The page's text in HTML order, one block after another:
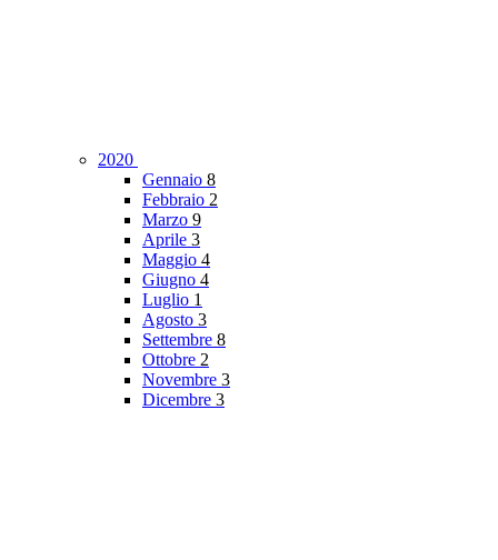
2020
Gennaio 8
Febbraio 2
Marzo 9
Aprile 3
Maggio 4
Giugno 4
Luglio 1
Agosto 3
Settembre 8
Ottobre 2
Novembre 3
Dicembre 3